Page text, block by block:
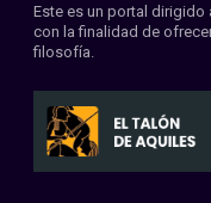
Convenios
Este es un portal
con la finalidad de
filosofía.